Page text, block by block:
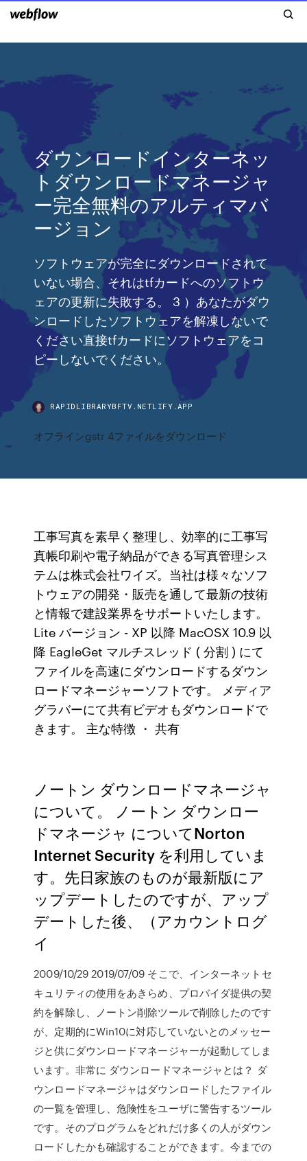
ダウンロードインターネッ
トダウンロードマネージャ
ー完全無料のアルティマバ
ージョン
ソフトウェアが完全にダウンロードされて
いない場合、それはtfカードへのソフトウ
ェアの更新に失敗する。 3 ）あなたがダウ
ンロードしたソフトウェアを解凍しないで
ください直接tfカードにソフトウェアをコ
ピーしないでください。
RAPIDLIBRARYBFTV.NETLIFY.APP
オフラインgstr 4ファイルをダウンロード
工事写真を素早く整理し、効率的に工事写
真帳印刷や電子納品ができる写真管理シス
テムは株式会社ワイズ。当社は様々なソフ
トウェアの開発・販売を通して最新の技術
と情報で建設業界をサポートいたします。
Lite バージョン - XP 以降 MacOSX 10.9 以
降 EagleGet マルチスレッド ( 分割 ) にて
ファイルを高速にダウンロードするダウン
ロードマネージャーソフトです。 メディア
グラバーにて共有ビデオもダウンロードで
きます。 主な特徴 ・ 共有
ノートン ダウンロードマネージャ
について。 ノートン ダウンロー
ドマネージャ についてNorton
Internet Security を利用していま
す。先日家族のものが最新版にア
ップデートしたのですが、アップ
デートした後、（アカウントログ
イ
2009/10/29 2019/07/09 そこで、インターネットセ
キュリティの使用をあきらめ、プロバイダ提供の契
約を解除し、ノートン削除ツールで削除したのです
が、定期的にWin10に対応していないとのメッセー
ジと供にダウンロードマネージャーが起動してしま
います。非常に ダウンロードマネージャとは？ ダ
ウンロードマネージャはダウンロードしたファイル
の一覧を管理し、危険性をユーザに警告するツール
です。そのプログラムをどれだけ多くの人がダウン
ロードしたかも確認することができます。今までの